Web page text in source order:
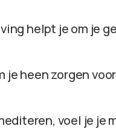
helpt je om je
heen zorgen
voel je je